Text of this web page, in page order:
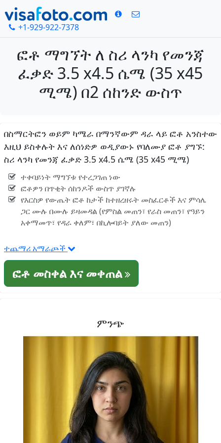
+1-929-922-7378
ፎቶ ማግኘት ለ ስሪ ላንካ የመንጃ
ፈቃድ 3.5 x4.5 ሴሜ (35 x45
ሚሜ) በ2 ሰከንድ ውስጥ
በስማርትፎን ወይም ካሜራ በማንኛውም ዳራ ላይ ፎቶ አንስተው
እዚህ ይስቀሉት እና ለሰነድዎ ወዲያውኑ የባለሙያ ፎቶ ያግኙ:
ስሪ ላንካ የመንጃ ፈቃድ 3.5 x4.5 ሴሜ (35 x45 ሚሜ)
ተቀባይነት ማግኘቱ የተረጋገጠ ነው
ፎቶዎን በጥቂት ሰከንዶች ውስጥ ያገኛሉ
የእርስዎ የውጤት ፎቶ ከታች ከተዘረዘሩት መስፈርቶች እና ምሳሌ
ጋር ሙሉ በሙሉ ይዛመዳል (የምስል መጠን፣ የራስ መጠን፣ የዓይን
አቀማመጥ፣ የዳራ ቀለም፣ በኪሎባይት ያለው መጠን)
ተጨማሪ አማራጮች
ፎቶ መስቀል እና መቀጠል
ምንጭ